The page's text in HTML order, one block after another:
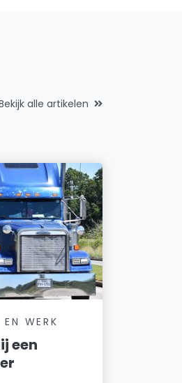
alle artikelen
WERK
een